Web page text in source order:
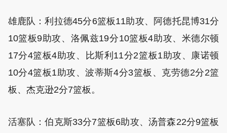
雄鹿队：利拉德45分6篮板11助攻、阿德托昆博31分
10篮板9助攻、洛佩兹19分10篮板4助攻、米德尔顿
17分4篮板4助攻、比斯利11分2篮板1助攻、康诺顿
10分4篮板1助攻、波蒂斯4分3篮板、克劳德2分2篮
板、杰克逊2分7篮板。
活塞队：伯克斯33分7篮板6助攻、汤普森22分9篮板